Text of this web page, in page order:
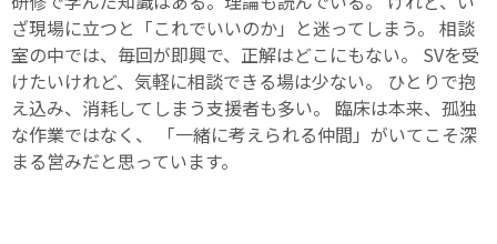
ざ現場に立つと「これでいいのか」と迷ってしまう。 相談
室の中では、毎回が即興で、正解はどこにもない。 SVを受
けたいけれど、気軽に相談できる場は少ない。 ひとりで抱
え込み、消耗してしまう支援者も多い。 臨床は本来、孤独
な作業ではなく、 「一緒に考えられる仲間」がいてこそ深
まる営みだと思っています。